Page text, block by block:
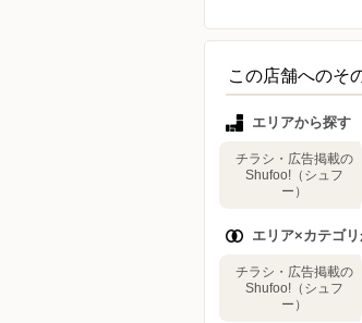
この店舗へのそ
エリアから探す
チラシ・広告掲載の
Shufoo!（シュフ
ー）
エリア×カテゴ
チラシ・広告掲載の
Shufoo!（シュフ
ー）